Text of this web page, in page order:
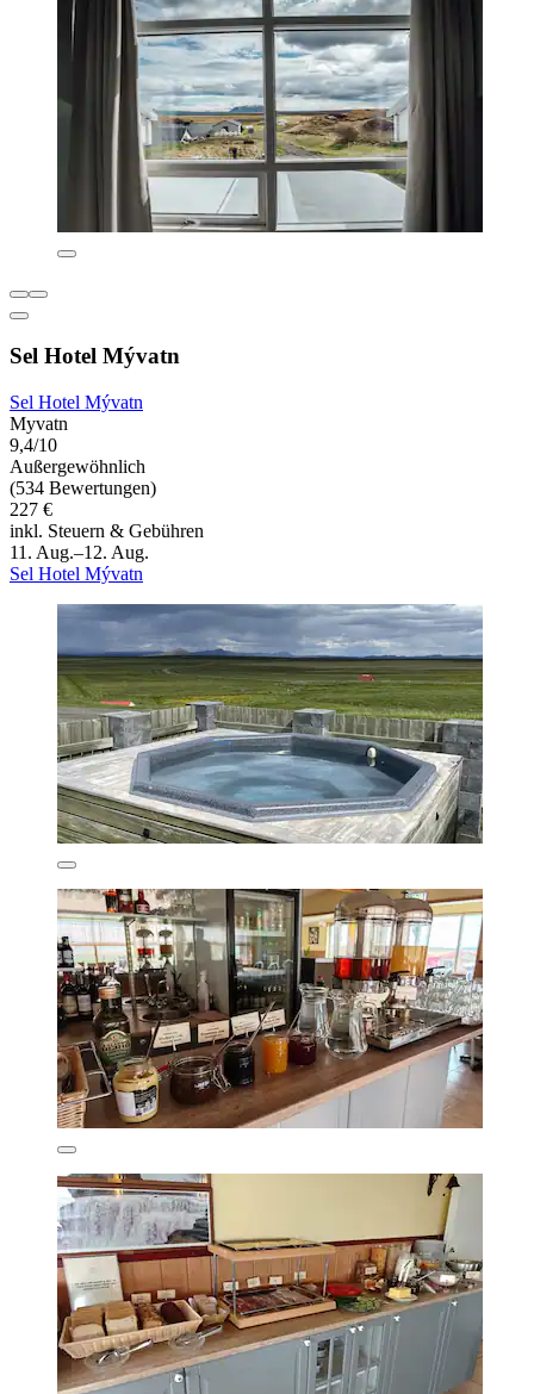
Sel Hotel Mývatn
Sel Hotel Mývatn
Myvatn
9,4/10
Außergewöhnlich
(534 Bewertungen)
227 €
inkl. Steuern & Gebühren
11. Aug.–12. Aug.
Sel Hotel Mývatn